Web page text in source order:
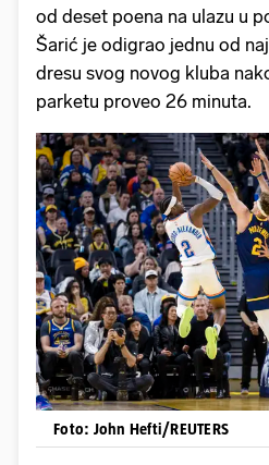
od deset poena na ulazu u
Šarić je odigrao jednu od
dresu svog novog kluba
parketu proveo 26 minuta.
Foto: John Hefti/REUTERS